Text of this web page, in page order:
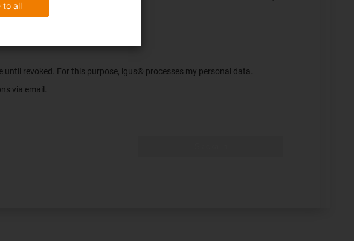
revoked. For this purpose, igus® processes my personal data.
via email.
to all